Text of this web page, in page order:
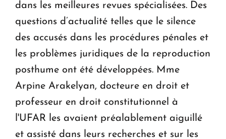
dans les meilleures revues spécialisées. Des
questions d’actualité telles que le silence
des accusés dans les procédures pénales et
les problèmes juridiques de la reproduction
posthume ont été développées. Mme
Arpine Arakelyan, docteure en droit et
professeur en droit constitutionnel à
l'UFAR les avaient préalablement aiguillé
et assisté dans leurs recherches et sur les